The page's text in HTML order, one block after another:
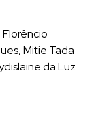
Florêncio
Mitie Tada
da Luz